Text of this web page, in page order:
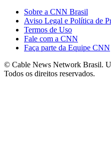
Sobre a CNN Brasil
Aviso Legal e Política de
Termos de Uso
Fale com a CNN
Faça parte da Equipe CNN
© Cable News Network Brasil.
Todos os direitos reservados.